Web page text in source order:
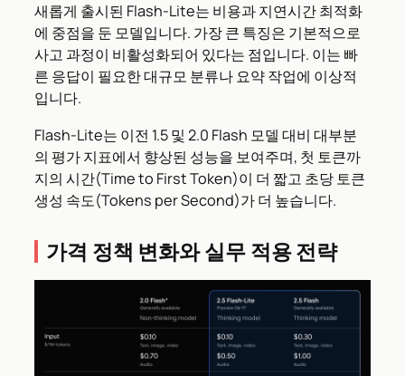
새롭게 출시된 Flash-Lite는 비용과 지연시간 최적화
에 중점을 둔 모델입니다. 가장 큰 특징은 기본적으로
사고 과정이 비활성화되어 있다는 점입니다. 이는 빠
른 응답이 필요한 대규모 분류나 요약 작업에 이상적
입니다.
Flash-Lite는 이전 1.5 및 2.0 Flash 모델 대비 대부분
의 평가 지표에서 향상된 성능을 보여주며, 첫 토큰까
지의 시간(Time to First Token)이 더 짧고 초당 토큰
생성 속도(Tokens per Second)가 더 높습니다.
가격 정책 변화와 실무 적용 전략